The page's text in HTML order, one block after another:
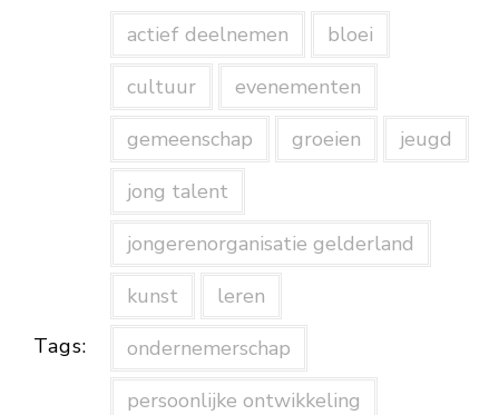
Tags:
actief deelnemen
bloei
cultuur
evenementen
gemeenschap
groeien
jeugd
jong talent
jongerenorganisatie gelderland
kunst
leren
ondernemerschap
persoonlijke ontwikkeling